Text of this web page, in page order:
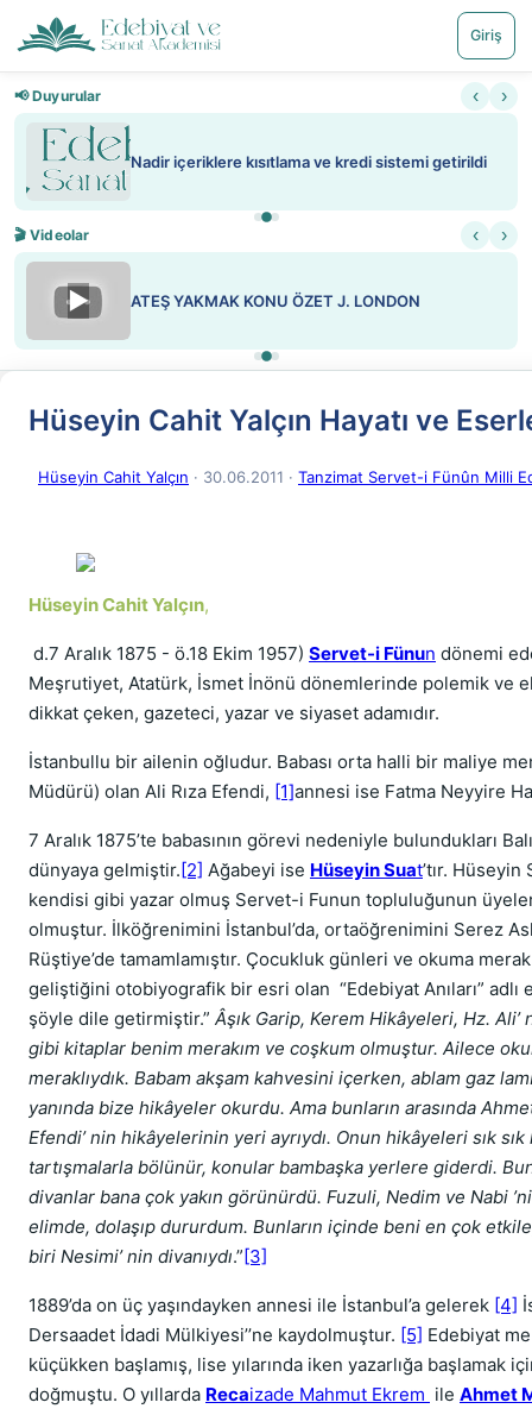
Giriş
📢 Duyurular ‹ ›
Nadir içeriklere kısıtlama ve kredi sistemi getirildi
🎬 Videolar ‹ ›
▶ ATEŞ YAKMAK KONU ÖZET J. LONDON
Hüseyin Cahit Yalçın Hayatı ve
Hüseyin Cahit Yalçın · 30.06.2011 · Tanzimat Servet-i Fünûn Milli
Hüseyin Cahit Yalçın,
d.7 Aralık 1875 - ö.18 Ekim 1957) Servet-i Fünun dönemi
Meşrutiyet, Atatürk, İsmet İnönü dönemlerinde polemik ve
dikkat çeken, gazeteci, yazar ve siyaset adamıdır.
İstanbullu bir ailenin oğludur. Babası orta halli bir maliye
Müdürü) olan Ali Rıza Efendi, [1]annesi ise Fatma Neyyire
7 Aralık 1875’te babasının görevi nedeniyle bulundukları
dünyaya gelmiştir.[2] Ağabeyi ise Hüseyin Suat’tır. Hüseyin
kendisi gibi yazar olmuş Servet-i Funun topluluğunun
olmuştur. İlköğrenimini İstanbul’da, ortaöğrenimini Serez
Rüştiye’de tamamlamıştır. Çocukluk günleri ve okuma
geliştiğini otobiyografik bir esri olan “Edebiyat Anıları” adlı
şöyle dile getirmiştir.” Âşık Garip, Kerem Hikâyeleri, Hz. Ali’
gibi kitaplar benim merakım ve coşkum olmuştur. Ailece
meraklıydık. Babam akşam kahvesini içerken, ablam gaz
yanında bize hikâyeler okurdu. Ama bunların arasında
Efendi’ nin hikâyelerinin yeri ayrıydı. Onun hikâyeleri sık
tartışmalarla bölünür, konular bambaşka yerlere giderdi.
divanlar bana çok yakın görünürdü. Fuzuli, Nedim ve Nabi
elimde, dolaşıp dururdum. Bunların içinde beni en çok
biri Nesimi’ nin divanıydı.”[3]
1889’da on üç yaşındayken annesi ile İstanbul’a gelerek [4]
Dersaadet İdadi Mülkiyesi’’ne kaydolmuştur. [5] Edebiyat
küçükken başlamış, lise yılarında iken yazarlığa başlamak
doğmuştu. O yıllarda Recaizade Mahmut Ekrem ile Ahmet